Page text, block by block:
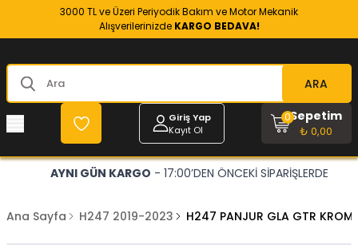
3000 TL ve Üzeri Periyodik Bakım ve Motor Mekanik
Alışverilerinizde KARGO BEDAVA!
ARA
Giriş Yap
Kayıt Ol
Sepetim
₺ 0,00
0
AYNI GÜN KARGO - 17:00’DEN ÖNCEKİ SİPARİŞLERDE
Ana Sayfa H247 2019-2023 H247 PANJUR GLA GTR